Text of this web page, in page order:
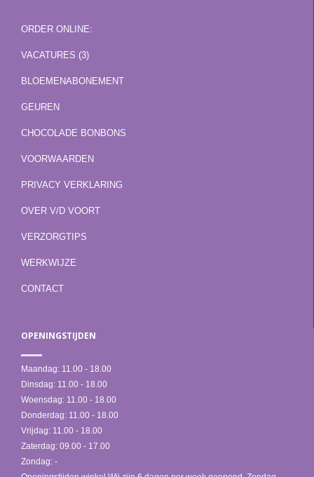
ORDER ONLINE:
VACATURES (3)
BLOEMENABONEMENT
GEUREN
CHOCOLADE BONBONS
VOORWAARDEN
PRIVACY VERKLARING
OVER V/D VOORT
VERZORGTIPS
WERKWIJZE
CONTACT
OPENINGSTIJDEN
Maandag: 11.00 - 18.00
Dinsdag: 11.00 - 18.00
Woensdag: 11.00 - 18.00
Donderdag: 11.00 - 18.00
Vrijdag: 11.00 - 18.00
Zaterdag: 09.00 - 17.00
Zondag: -